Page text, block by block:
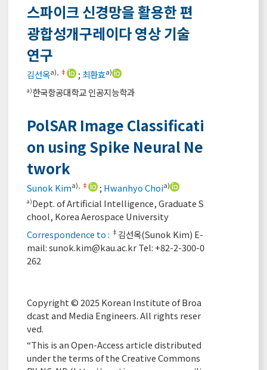
스파이크 신경망을 활용한 편
광합성개구레이다 영상 기술
연구
김선옥a) ‡ ; 최환효a)
a)한국항공대학교 인공지능학과
PolSAR Image Classificati
on using Spike Neural Ne
twork
Sunok Kima) ‡ ; Hwanhyo Choia)
a)Dept. of Artificial Intelligence, Graduate S
chool, Korea Aerospace University
Correspondence to : ‡ 김선옥(Sunok Kim) E-
mail:sunok.kim@kau.ac.krTel: +82-2-300-0
262
Copyright © 2025 Korean Institute of Broa
dcast and Media Engineers. All rights reser
ved.
“This is an Open-Access article distributed
under the terms of the Creative Commons